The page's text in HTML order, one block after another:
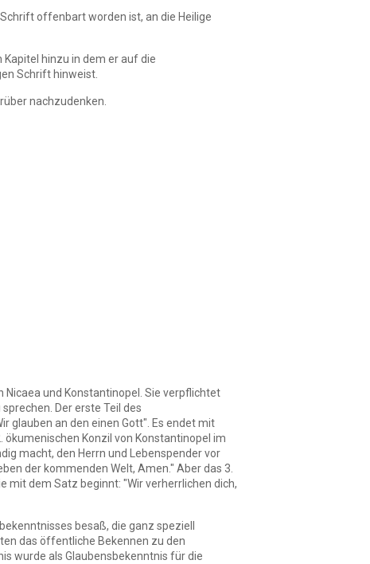
offenbart worden ist, an die Heilige
hinzu in dem er auf die
Schrift hinweist.
nachzudenken.
und Konstantinopel. Sie verpflichtet
Der erste Teil des
glauben an den einen Gott". Es endet mit
Konzil von Konstantinopel im
macht, den Herrn und Lebenspender vor
der kommenden Welt, Amen." Aber das 3.
mit dem Satz beginnt: "Wir verherrlichen dich,
besaß, die ganz speziell
das öffentliche Bekennen zu den
wurde als Glaubensbekenntnis für die